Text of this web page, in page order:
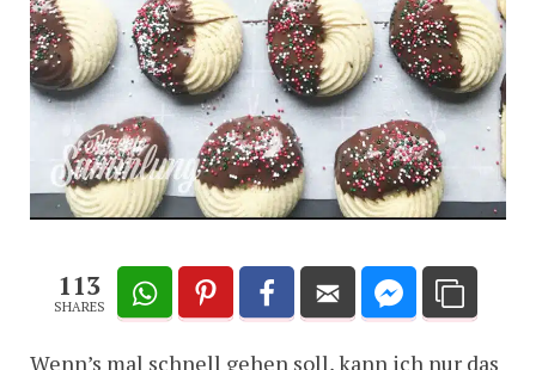
113
SHARES
Wenn’s mal schnell gehen soll, kann ich nur das